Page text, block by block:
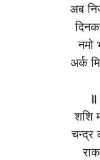
अब
नमो
अर्क
॥
शशि
चन्द्र